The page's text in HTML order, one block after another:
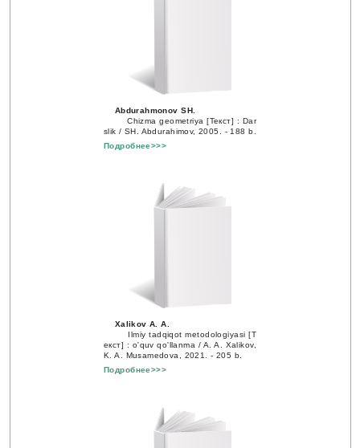
Abdurahmonov SH.
Chizma geometriya [Текст] : Dar
slik / SH. Abdurahimov, 2005. - 188 b.
Подробнее>>>
Xalikov A. A.
Ilmiy tadqiqot metodologiyasi [Т
екст] : o'quv qo'llanma / A. A. Xalikov,
K. A. Musamedova, 2021. - 205 b.
Подробнее>>>